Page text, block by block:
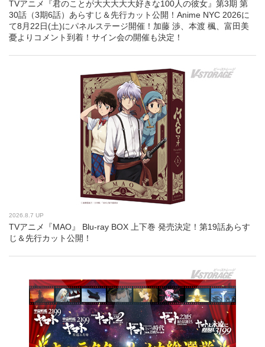
TVアニメ『君のことが大大大大大好きな100人の彼女』第3期 第
30話（3期6話）あらすじ＆先行カット公開！Anime NYC 2026に
て8月22日(土)にパネルステージ開催！加藤 渉、本渡 楓、富田美
憂よりコメント到着！サイン会の開催も決定！
2026.8.7 UP
TVアニメ『MAO』 Blu-ray BOX 上下巻 発売決定！第19話あらす
じ＆先行カット公開！